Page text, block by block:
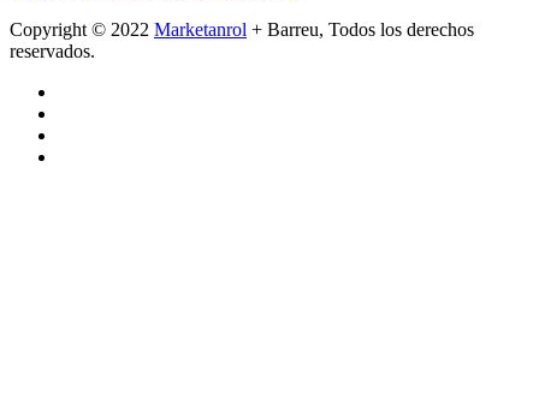
Copyright © 2022 Marketanrol + Barreu, Todos los derechos
reservados.